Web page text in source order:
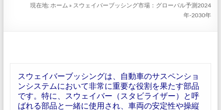
現在地:ホーム » スウェイバーブッシング市場：グローバル予測2024
年-2030年
スウェイバーブッシングは、自動車のサスペンショ
ンシステムにおいて非常に重要な役割を果たす部品
です。特に、スウェイバー（スタビライザー）と呼
ばれる部品と一緒に使用され、車両の安定性や操縦